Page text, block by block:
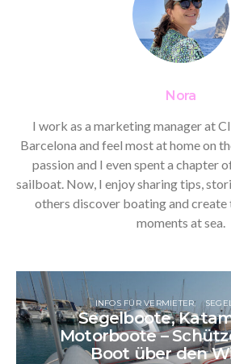
Nora
I work as a marketing manager at
Barcelona and feel most at home on
passion and I even spent a chapter
sailboat. Now, I enjoy sharing tips,
others discover boating and create
moments at sea.
INFOS FÜR VERMIETER
Segelboote,
Motorboote –
Boot über den